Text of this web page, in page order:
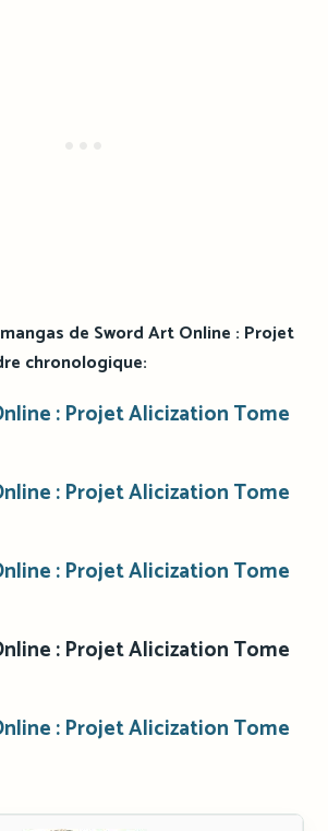
de Sword Art Online : Projet
chronologique:
: Projet Alicization Tome
: Projet Alicization Tome
: Projet Alicization Tome
: Projet Alicization Tome
: Projet Alicization Tome